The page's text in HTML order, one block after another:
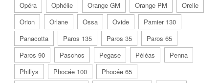
Opéra
Ophélie Orange GM Orange PM
Orelle
Orion
Orlane Ossa Ovide
Pamier 130
Panacotta
Paros 135 Paros 35
Paros 65
Paros 90
Paschos Pegase Péléas
Penna
Phillys
Phocée 100
Phocée 65